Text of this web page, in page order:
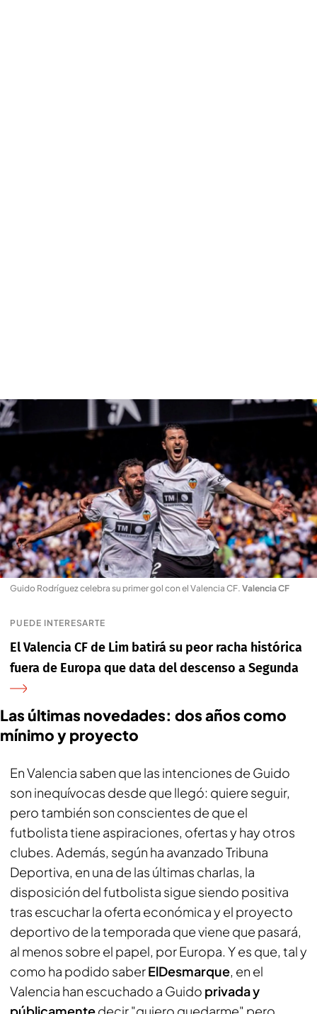
Guido Rodríguez celebra su primer gol con el Valencia CF. Valencia CF
PUEDE INTERESARTE
El Valencia CF de Lim batirá su peor racha histórica
fuera de Europa que data del descenso a Segunda
Las últimas novedades: dos años como
mínimo y proyecto
En Valencia saben que las intenciones de Guido
son inequívocas desde que llegó: quiere seguir,
pero también son conscientes de que el
futbolista tiene aspiraciones, ofertas y hay otros
clubes. Además, según ha avanzadoTribuna
Deportiva, en una de las últimas charlas, la
disposición del futbolista sigue siendo positiva
tras escuchar la oferta económica y el proyecto
deportivo de la temporada que viene que pasará,
al menos sobre el papel, por Europa. Y es que, tal y
como ha podido saberElDesmarque, en el
Valencia han escuchado a Guido privada y